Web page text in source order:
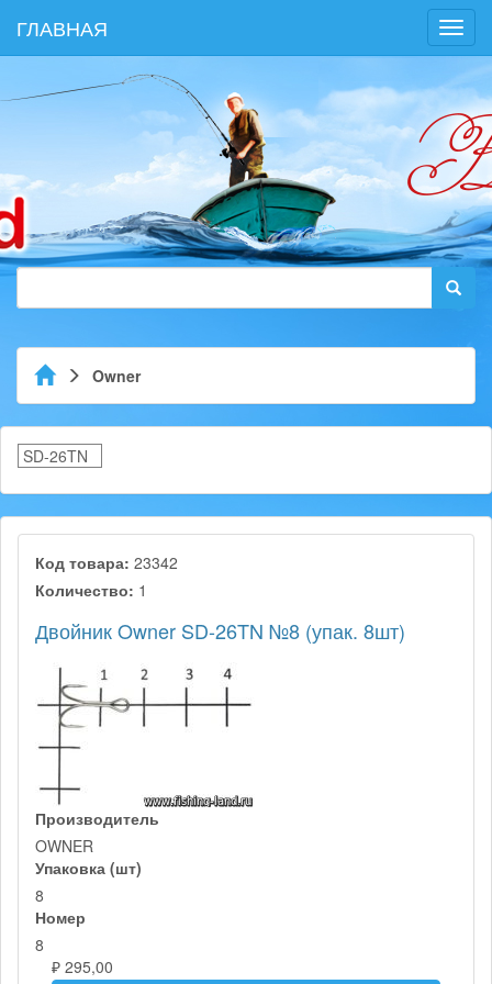
ГЛАВНАЯ
Owner
SD-26TN
Код товара: 23342
Количество: 1
Двойник Owner SD-26TN №8 (упак. 8шт)
Производитель
OWNER
Упаковка (шт)
8
Номер
8
₽ 295,00